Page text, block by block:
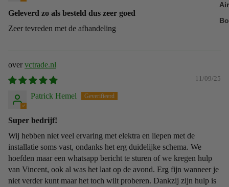
Geleverd zo als besteld dus zeer goed
Zeer tevreden met de afhandeling
vctrade.nl
11/09/25
Patrick Hemel
Super bedrijf!
Wij hebben niet veel ervaring met elektra en liepen met de
installatie soms vast, ondanks het erg duidelijke schema. We
hoefden maar een whatsapp bericht te sturen of we kregen hulp
van Vincent, ook al was het laat op de avond. Erg fijn wanneer je
niet verder kunt maar het toch wilt proberen. Dankzij zijn hulp is